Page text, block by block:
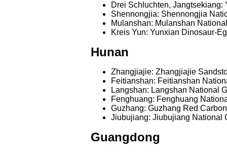
Drei Schluchten, Jangtsekiang:
Shennongjia: Shennongjia
Mulanshan: Mulanshan
Kreis Yun: Yunxian Dinosaur-
Hunan
Zhangjiajie: Zhangjiajie
Feitianshan: Feitianshan
Langshan: Langshan National
Fenghuang: Fenghuang
Guzhang: Guzhang Red
Jiubujiang: Jiubujiang National
Guangdong